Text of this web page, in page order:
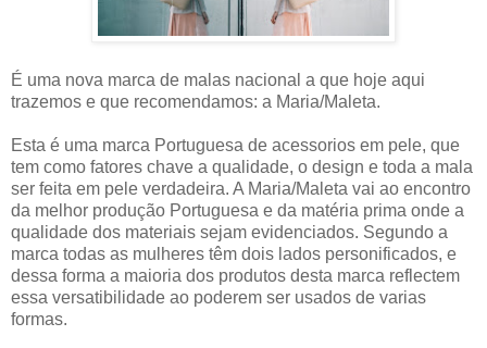
É uma nova marca de malas nacional a que hoje aqui
trazemos e que recomendamos: a Maria/Maleta.
Esta é uma marca Portuguesa de acessorios em pele, que
tem como fatores chave a qualidade, o design e toda a mala
ser feita em pele verdadeira. A Maria/Maleta vai ao encontro
da melhor produção Portuguesa e da matéria prima onde a
qualidade dos materiais sejam evidenciados. Segundo a
marca todas as mulheres têm dois lados personificados, e
dessa forma a maioria dos produtos desta marca reflectem
essa versatibilidade ao poderem ser usados de varias
formas.